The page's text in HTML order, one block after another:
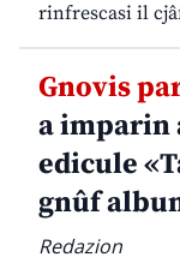
rinfrescasi il
Gnovis
a imparin
edicule
gnûf
Redazion